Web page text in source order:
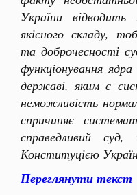
України
якісного складу,
та доброчесності
функціонування
державі, яким є
неможливість
спричиняє
справедливий
Конституцією
Переглянути текст